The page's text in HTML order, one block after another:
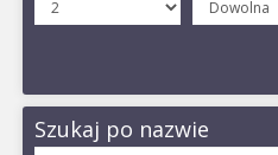
Szukaj po nazwie